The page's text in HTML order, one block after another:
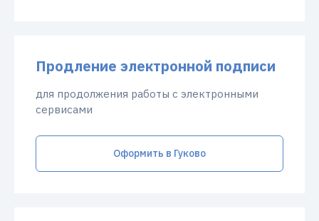
Продление электронной подписи
для продолжения работы с электронными
сервисами
Оформить в Гуково